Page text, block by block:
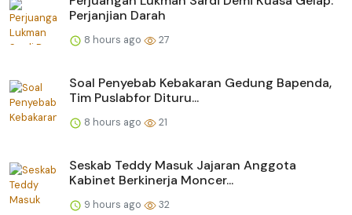
Perjanjian Darah
8 hours ago 27
Soal Penyebab Kebakaran Gedung Bapenda,
Tim Puslabfor Dituru...
8 hours ago 21
Seskab Teddy Masuk Jajaran Anggota
Kabinet Berkinerja Moncer...
9 hours ago 32